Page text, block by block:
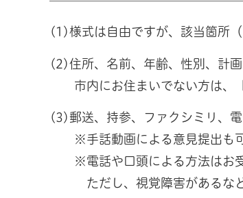
(1)様式は自由ですが、該当箇所
(2)住所、名前、年齢、性別、計
市内にお住まいでない方は、「
(3)郵送、持参、ファクシミリ、
※手話動画による意見提出も可
※電話や口頭による方法はお受
ただし、視覚障害があるなど